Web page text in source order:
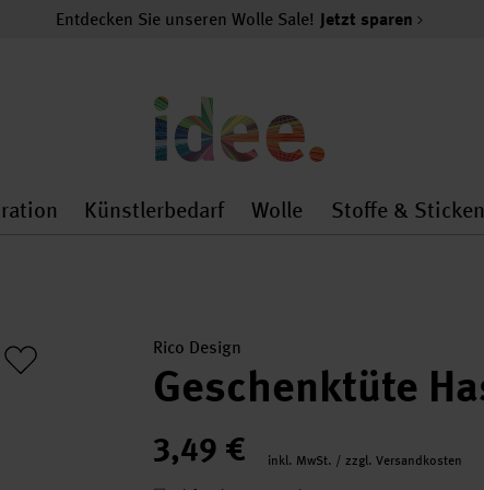
Entdecken Sie unseren Wolle Sale! Jetzt sparen
Dekoration general.openMenu
Künstlerbedarf
Künstlerbedarf
Wolle
Wolle
Stoffe & Sticken
Rico Design
Geschenktüte
3,49 €
inkl. MwSt. / zzgl. Versandkosten